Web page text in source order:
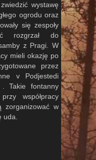
wystawę
ogrodu oraz
się zespoły
rozgrzał do
z Pragi. W
mieli okazję po
przez
v Podjestedi
. Takie fontanny
współpracy
zorganizować w
uda.